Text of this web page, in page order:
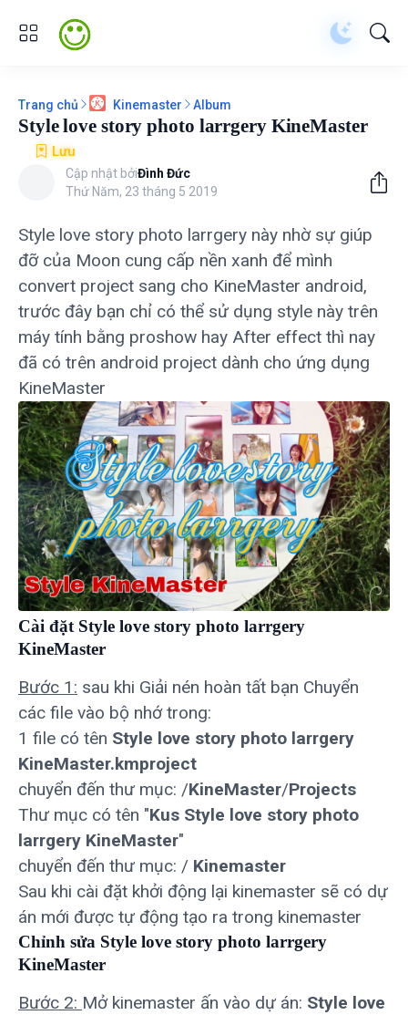
Trang chủ Kinemaster Album
Style love story photo larrgery KineMaster
Lưu
Cập nhật bởiĐình Đức
Thứ Năm, 23 tháng 5 2019
Style love story photo larrgery này nhờ sự giúp
đỡ của Moon cung cấp nền xanh để mình
convert project sang cho KineMaster android,
trước đây bạn chỉ có thể sử dụng style này trên
máy tính bằng proshow hay After effect thì nay
đã có trên android project dành cho ứng dụng
KineMaster
Cài đặt Style love story photo larrgery
KineMaster
Bước 1: sau khi Giải nén hoàn tất bạn Chuyển
các file vào bộ nhớ trong:
1 file có tên Style love story photo larrgery
KineMaster.kmproject
chuyển đến thư mục: /KineMaster/Projects
Thư mục có tên "Kus Style love story photo
larrgery KineMaster"
chuyển đến thư mục: / Kinemaster
Sau khi cài đặt khởi động lại kinemaster sẽ có dự
án mới được tự động tạo ra trong kinemaster
Chỉnh sửa Style love story photo larrgery
KineMaster
Bước 2: Mở kinemaster ấn vào dự án: Style love